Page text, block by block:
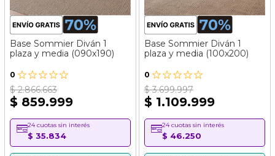
Base Sommier Diván 1
plaza y media (090x190)
0
$ 2.866.663
$ 859.999
24 cuotas sin interés
$ 35.834
Base Sommier Diván 1
plaza y media (100x200)
0
$ 3.699.997
$ 1.109.999
24 cuotas sin interés
$ 46.250